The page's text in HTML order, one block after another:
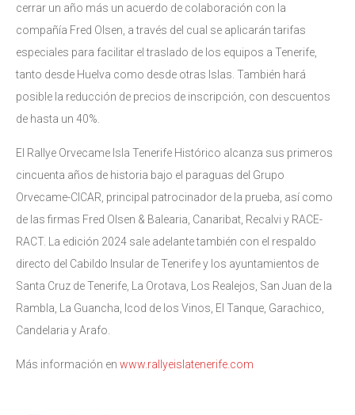
cerrar un año más un acuerdo de colaboración con la
compañía Fred Olsen, a través del cual se aplicarán tarifas
especiales para facilitar el traslado de los equipos a Tenerife,
tanto desde Huelva como desde otras Islas. También hará
posible la reducción de precios de inscripción, con descuentos
de hasta un 40%.
El Rallye Orvecame Isla Tenerife Histórico alcanza sus primeros
cincuenta años de historia bajo el paraguas del Grupo
Orvecame-CICAR, principal patrocinador de la prueba, así como
de las firmas Fred Olsen & Balearia, Canaribat, Recalvi y RACE-
RACT. La edición 2024 sale adelante también con el respaldo
directo del Cabildo Insular de Tenerife y los ayuntamientos de
Santa Cruz de Tenerife, La Orotava, Los Realejos, San Juan de la
Rambla, La Guancha, Icod de los Vinos, El Tanque, Garachico,
Candelaria y Arafo.
Más información en www.rallyeislatenerife.com